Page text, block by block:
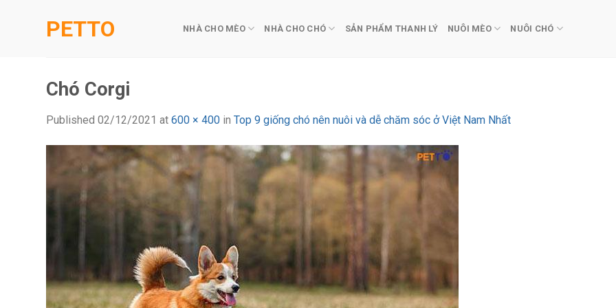
PETTO NHÀ CHO MÈO NHÀ CHO CHÓ SẢN PHẨM THANH LÝ NUÔI MÈO NUÔI CHÓ
Chó Corgi
Published 02/12/2021 at 600 × 400 in Top 9 giống chó nên nuôi và dễ chăm sóc ở Việt Nam Nhất